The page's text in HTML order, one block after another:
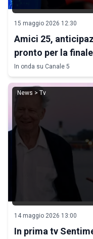
15 maggio 2026 12:30
Amici 25,
pronto per la
In onda su Canale 5
News > Tv
14 maggio 2026 13:00
In prima tv